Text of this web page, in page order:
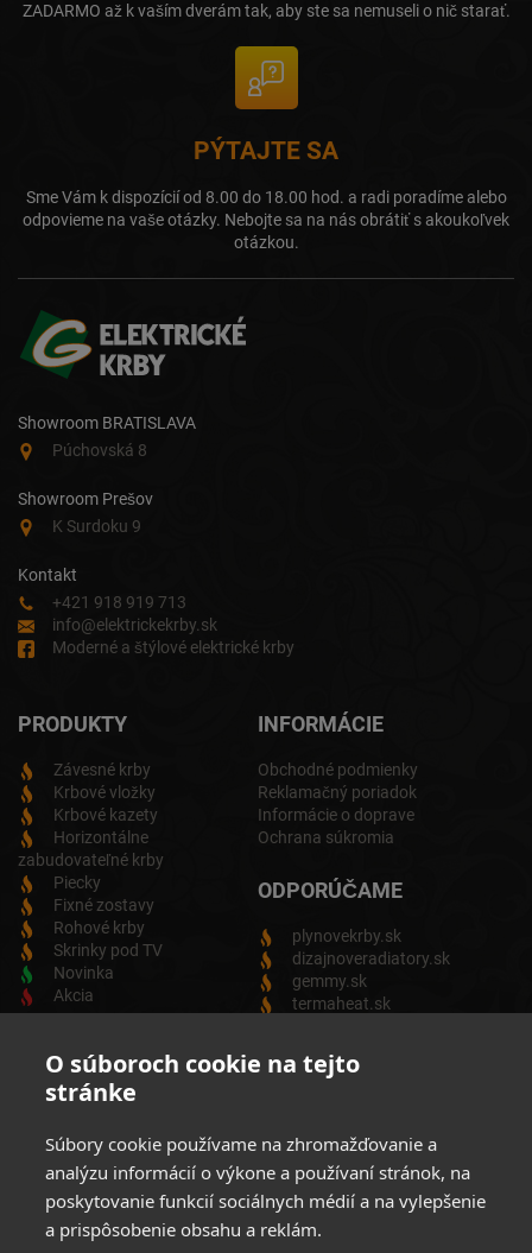
O súboroch cookie na tejto
stránke
Súbory cookie používame na zhromažďovanie a
analýzu informácií o výkone a používaní stránok, na
poskytovanie funkcií sociálnych médií a na vylepšenie
a prispôsobenie obsahu a reklám.
ZADARMO až k vaším dverám tak, aby ste sa nemuseli o nič starať.
PÝTAJTE SA
Sme Vám k dispozícií od 8.00 do 18.00 hod. a radi poradíme alebo
odpovieme na vaše otázky. Nebojte sa na nás obrátiť s akoukoľvek
otázkou.
Showroom BRATISLAVA
Púchovská 8
Showroom Prešov
K Surdoku 9
Kontakt
+421 918 919 713
info@elektrickekrby.sk
Moderné a štýlové elektrické krby
PRODUKTY
Závesné krby
Krbové vložky
Krbové kazety
Horizontálne
zabudovateľné krby
Piecky
Fixné zostavy
Rohové krby
Skrinky pod TV
Novinka
Akcia
INFORMÁCIE
Obchodné podmienky
Reklamačný poriadok
Informácie o doprave
Ochrana súkromia
ODPORÚČAME
plynovekrby.sk
dizajnoveradiatory.sk
gemmy.sk
termaheat.sk
ODBER NEWSLETTRA
Zadajte svoju e-mailovú adresu a budete vždy informovaný o
Elektrických produktov.